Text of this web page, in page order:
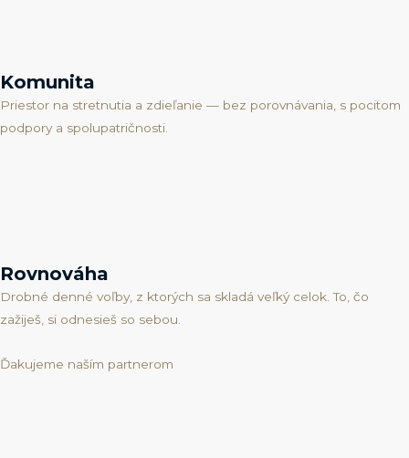
Komunita
Priestor na stretnutia a zdieľanie — bez porovnávania, s pocitom
podpory a spolupatričnosti.
Rovnováha
Drobné denné voľby, z ktorých sa skladá veľký celok. To, čo
zažiješ, si odnesieš so sebou.
Ďakujeme naším partnerom